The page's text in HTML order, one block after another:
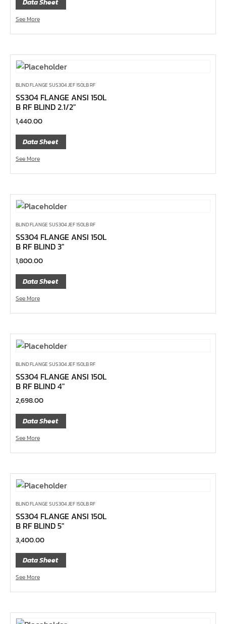
กล่องเครื่องมือ
ประแจ-แหวน-ปากตาย
ข้อต่อทองเหลือง,copperลม
เครื่องยิงรีเวทนัท
กระบอกอัดจารบี
ประแจแหวน,ปากตาย
ประแจหกเหลี่ยม
แปรงทาสี
ต๊าป แอ๊ปโก้ ABPCO
ไขควงตอก
ไขควงท๊อกซ์,ไขควงท๊อกซ์มีรู
ไขควงหัวบ๊อกซ์
ไขควงสลับ
ไขควงแบน
ไขควงแฉก Pozi
ไขควงแฉก
ข้อเพิ่ม
ข้อต่อฟรี
ข้ออ่อน
ข้อต่อ หักมุม
ข้อต่อ
ด้ามควง
ด้ามขันตัวแอล
ด้ามเลื่อน
ด้ามขันบ๊อกซ์
ด้ามฟรี หัวกลม คอพับ ด้ามยาง 1/4", 3/8", 1/2"
ด้ามฟรี หัวกลม คอพับ ด้ามเรียบ 1/4", 3/8", 1/2"
ด้ามฟรี หัวกลม คอพับ ด้ามเหล็ก 1/4", 3/8", 1/2", 1"
ด้ามฟรี หัวกลม ด้ามยาง 1/4", 3/8", 1/2"
ด้ามฟรี หัวกลม ด้ามเรียบ 1/4", 3/8", 1/2"
ด้ามฟรี ด้ามเรียบ คอพับ กดปุ่ม
Data Sheet
See More
BLIND FLANGE SUS304 JEF 150LB RF
SS304 FLANGE ANSI 150L
B RF BLIND 2.1/2″
1,440.00
Data Sheet
See More
BLIND FLANGE SUS304 JEF 150LB RF
SS304 FLANGE ANSI 150L
B RF BLIND 3″
1,800.00
Data Sheet
See More
BLIND FLANGE SUS304 JEF 150LB RF
SS304 FLANGE ANSI 150L
B RF BLIND 4″
2,698.00
Data Sheet
See More
BLIND FLANGE SUS304 JEF 150LB RF
SS304 FLANGE ANSI 150L
B RF BLIND 5″
3,400.00
Data Sheet
See More